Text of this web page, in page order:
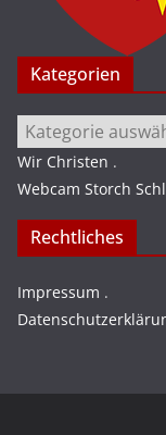
Kategorien
Kategorien
Wir Christen .
Webcam Storch
Rechtliches
Impressum .